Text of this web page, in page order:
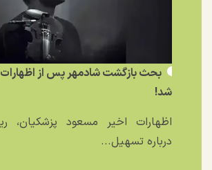
بحث بازگشت شادمهر پس از اظهارات
شد!
اظهارات اخیر مسعود پزشکیان،
درباره تسهیل...